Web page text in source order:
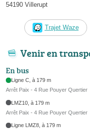
54190 Villerupt
Trajet Waze
Venir en
En bus
Ligne C, à 179 m
Arrêt Paix - 4 Rue Pouyer Quertier
LMZ10, à 179 m
Arrêt Paix - 4 Rue Pouyer Quertier
Ligne LMZ8, à 179 m